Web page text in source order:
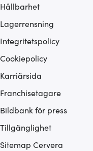
Hållbarhet
Lagerrensning
Integritetspolicy
Cookiepolicy
Karriärsida
Franchisetagare
Bildbank för press
Tillgänglighet
Sitemap Cervera